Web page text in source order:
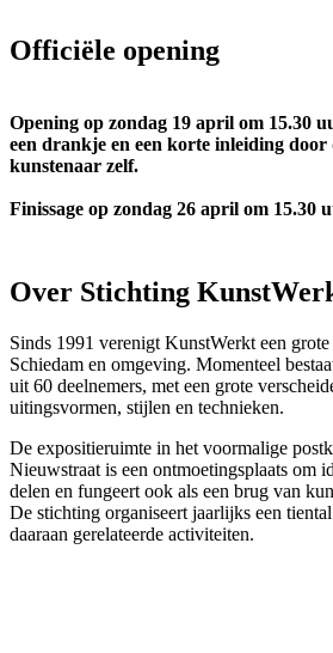
Officiële opening
Opening op zondag 19 april om 15.30
een drankje en een korte inleiding door
kunstenaar zelf.
Finissage op zondag 26 april om 15.30
Over Stichting
Sinds 1991 verenigt KunstWerkt een
Schiedam en omgeving. Momenteel
uit 60 deelnemers, met een grote
uitingsvormen, stijlen en technieken.
De expositieruimte in het voormalige
Nieuwstraat is een ontmoetingsplaats om
delen en fungeert ook als een brug van
De stichting organiseert jaarlijks een
daaraan gerelateerde activiteiten.